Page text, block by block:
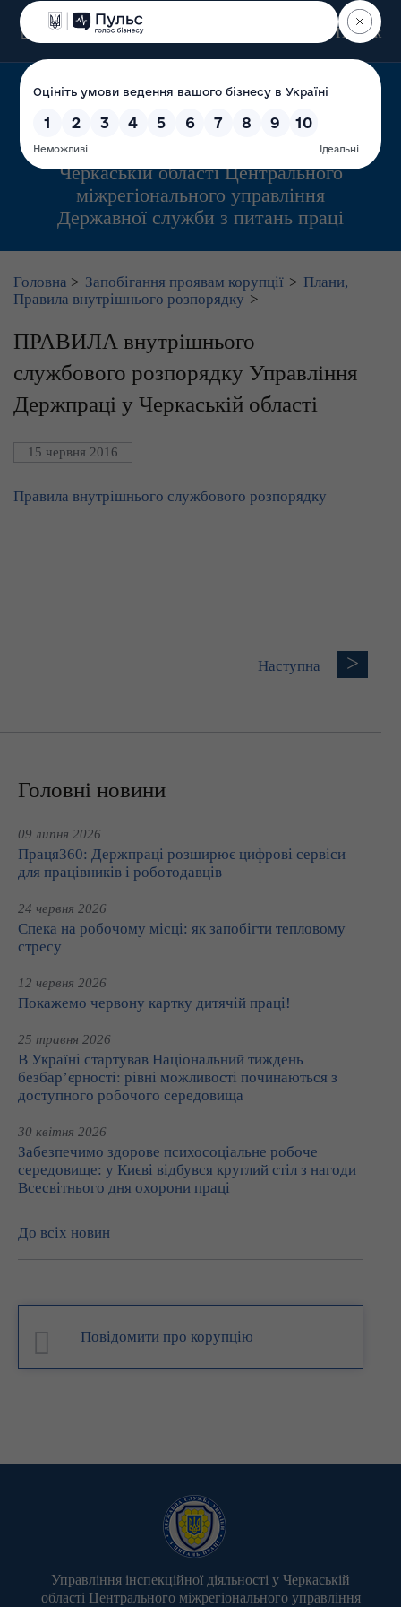
Пошук
Управління інспекційної діяльності у
Черкаській області Центрального
міжрегіонального управління
Державної служби з питань праці
Головна > Запобігання проявам корупції > Плани,
Правила внутрішнього розпорядку >
ПРАВИЛА внутрішнього
службового розпорядку Управління
Держпраці у Черкаській області
15 червня 2016
Правила внутрішнього службового розпорядку
Наступна >
Головні новини
09 липня 2026
Праця360: Держпраці розширює цифрові сервіси
для працівників і роботодавців
24 червня 2026
Спека на робочому місці: як запобігти тепловому
стресу
12 червня 2026
Покажемо червону картку дитячій праці!
25 травня 2026
В Україні стартував Національний тиждень
безбар’єрності: рівні можливості починаються з
доступного робочого середовища
30 квітня 2026
Забезпечимо здорове психосоціальне робоче
середовище: у Києві відбувся круглий стіл з нагоди
Всесвітнього дня охорони праці
До всіх новин
Повідомити про корупцію
Управління інспекційної діяльності у Черкаській
області Центрального міжрегіонального управління